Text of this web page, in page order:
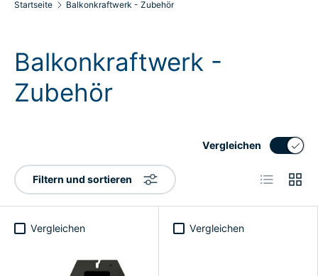
Startseite Balkonkraftwerk - Zubehör
Balkonkraftwerk -
Zubehör
Filtern und sortieren
Vergleichen
Vergleichen Vergleichen